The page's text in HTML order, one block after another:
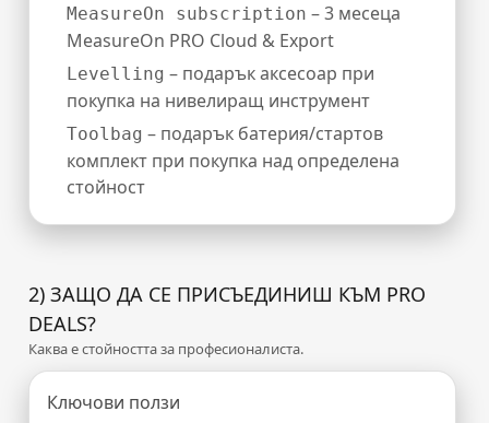
MeasureOn subscription – 3 месеца
MeasureOn PRO Cloud & Export
Levelling – подарък аксесоар при
покупка на нивелиращ инструмент
Toolbag – подарък батерия/стартов
комплект при покупка над определена
стойност
2) ЗАЩО ДА СЕ ПРИСЪЕДИНИШ КЪМ PRO
DEALS?
Каква е стойността за професионалиста.
Ключови ползи